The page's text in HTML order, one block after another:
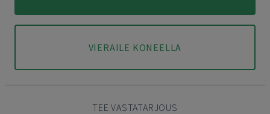
VIERAILE KONEELLA
TEE VASTATARJOUS